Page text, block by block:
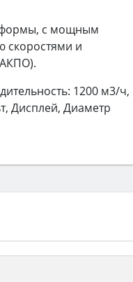
формы, с мощным
скоростями и
1200 м3/ч,
Дисплей, Диаметр